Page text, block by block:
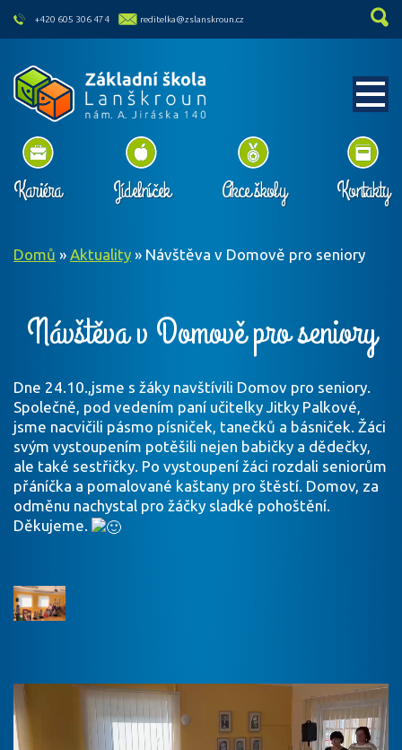
skip to main content
+420 605 306 474 reditelka@zslanskroun.cz
Kariéra Jídelníček Akce školy Kontakty
Domů » Aktuality » Návštěva v Domově pro seniory
Návštěva v Domově pro seniory
Dne 24.10.,jsme s žáky navštívili Domov pro seniory.
Společně, pod vedením paní učitelky Jitky Palkové,
jsme nacvičili pásmo písniček, tanečků a básniček. Žáci
svým vystoupením potěšili nejen babičky a dědečky,
ale také sestřičky. Po vystoupení žáci rozdali seniorům
přáníčka a pomalované kaštany pro štěstí. Domov, za
odměnu nachystal pro žáčky sladké pohoštění.
Děkujeme.
Video
přehrávač